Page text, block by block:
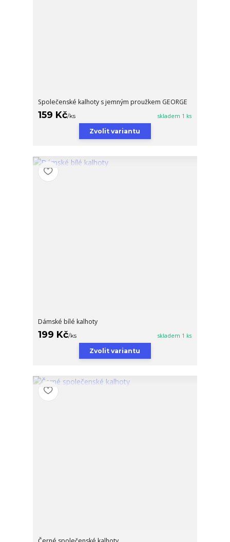
Společenské kalhoty s jemným proužkem GEORGE
159 Kč/ks skladem 1 ks
Zvolit variantu
Dámské bílé kalhoty
199 Kč/ks skladem 1 ks
Zvolit variantu